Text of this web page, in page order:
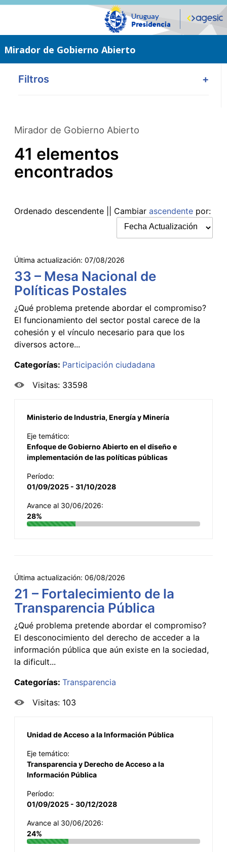
Saltar
Mirador de Gobierno Abierto
Filtros +
Mirador de Gobierno Abierto
41 elementos
encontrados
Ordenado descendente || Cambiar ascendente por:
Última actualización: 07/08/2026
33 – Mesa Nacional de
Políticas Postales
¿Qué problema pretende abordar el compromiso?
El funcionamiento del sector postal carece de la
cohesión y el vínculo necesario para que los
diversos actore...
Categorías: Participación ciudadana
Visitas: 33598
Ministerio de Industria, Energía y Minería
Eje temático:
Enfoque de Gobierno Abierto en el diseño e
implementación de las políticas públicas
Período:
01/09/2025 - 31/10/2028
Avance al 30/06/2026:
28%
Última actualización: 06/08/2026
21 – Fortalecimiento de la
Transparencia Pública
¿Qué problema pretende abordar el compromiso?
El desconocimiento del derecho de acceder a la
información pública que aún existe en la sociedad,
la dificult...
Categorías: Transparencia
Visitas: 103
Unidad de Acceso a la Información Pública
Eje temático:
Transparencia y Derecho de Acceso a la
Información Pública
Período:
01/09/2025 - 30/12/2028
Avance al 30/06/2026:
24%